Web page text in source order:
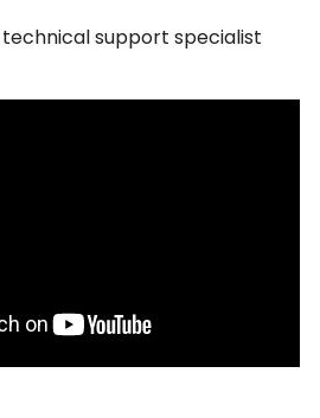
technical support specialist